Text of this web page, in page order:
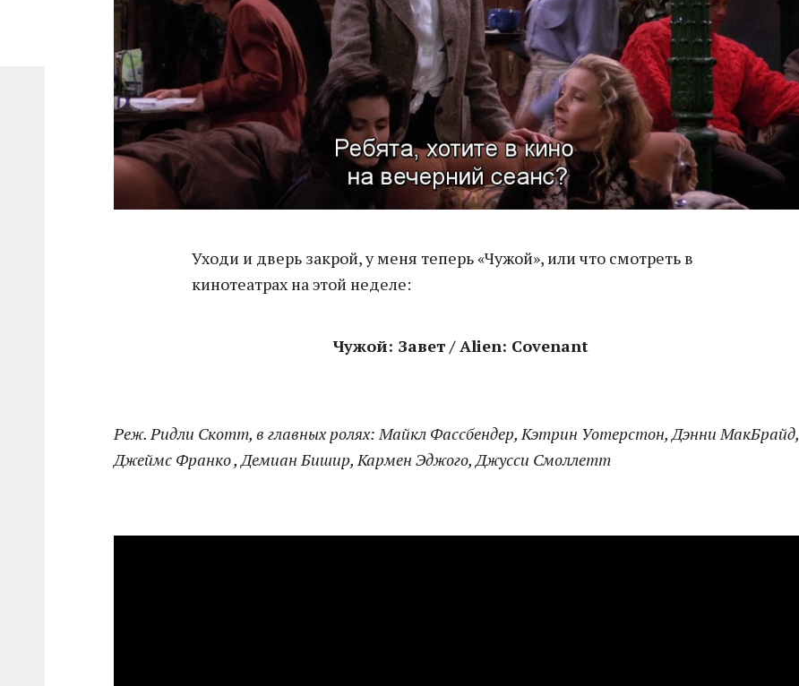
Уходи и дверь закрой, у меня теперь «Чужой», или что смотреть в
кинотеатрах на этой неделе:
Чужой: Завет / Alien: Covenant
Реж. Ридли Скотт, в главных ролях: Майкл Фассбендер, Кэтрин Уотерстон, Дэнни МакБрайд,
Джеймс Франко , Демиан Бишир, Кармен Эджого, Джусси Смоллетт